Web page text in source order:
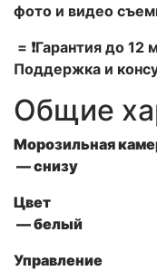
фото и видео
= ❗Гарантия до
Поддержка и
Общие
Морозильная
— снизу
Цвет
— белый
Управление